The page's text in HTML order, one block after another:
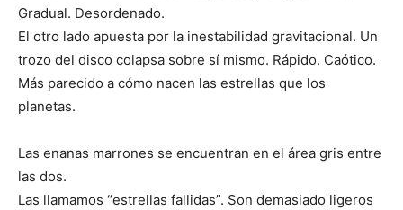
Gradual. Desordenado.
El otro lado apuesta por la inestabilidad gravitacional. Un
trozo del disco colapsa sobre sí mismo. Rápido. Caótico.
Más parecido a cómo nacen las estrellas que los
planetas.
Las enanas marrones se encuentran en el área gris entre
las dos.
Las llamamos “estrellas fallidas”. Son demasiado ligeros